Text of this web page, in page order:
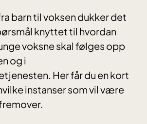
barn til voksen dukker det
knyttet til hvordan
voksne skal følges opp
og i
Her får du en kort
instanser som vil være